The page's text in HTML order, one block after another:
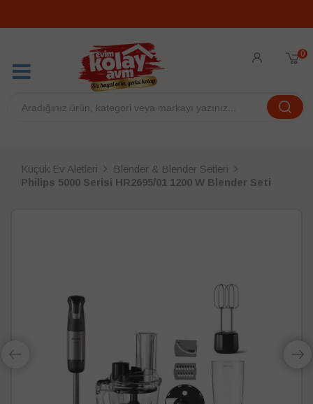
0
Küçük Ev Aletleri
Blender & Blender Setleri
Philips 5000 Serisi HR2695/01 1200 W Blender Seti